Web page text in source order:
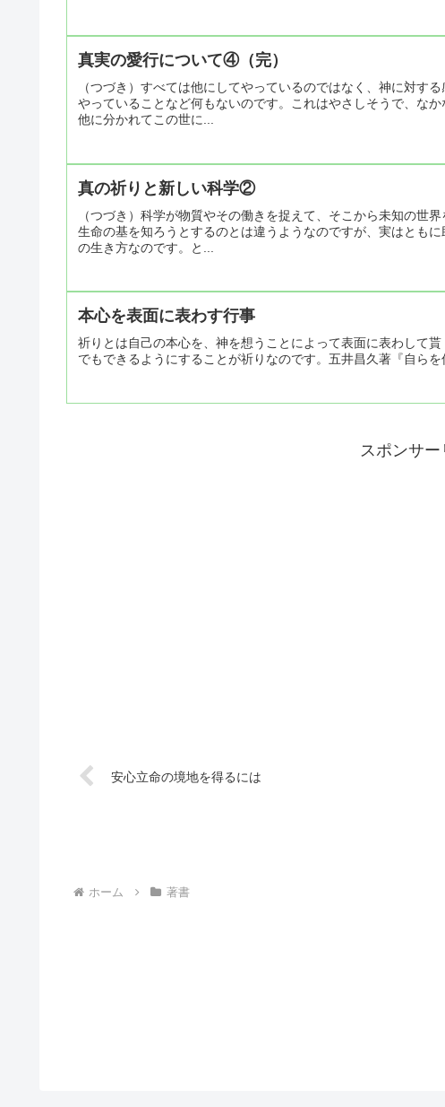
真実の愛行について④（完）
（つづき）すべては他にしてやっているのではなく、神に対す
やっていることなど何もないのです。これはやさしそうで、な
他に分かれてこの世に...
真の祈りと新しい科学②
（つづき）科学が物質やその働きを捉えて、そこから未知の世
生命の基を知ろうとするのとは違うようなのですが、実はとも
の生き方なのです。と...
本心を表面に表わす行事
祈りとは自己の本心を、神を想うことによって表面に表わして
でもできるようにすることが祈りなのです。五井昌久著『自らを
スポンサー
安心立命の境地を得るには
ホーム 著書